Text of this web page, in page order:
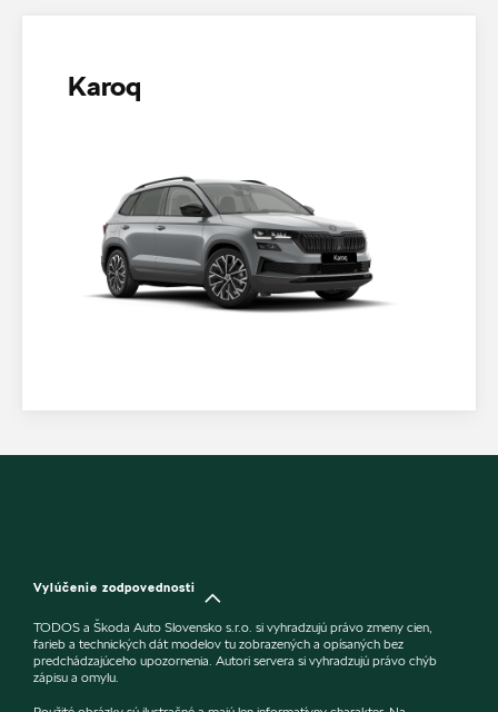
Karoq
Vylúčenie zodpovednosti
TODOS a Škoda Auto Slovensko s.r.o. si vyhradzujú právo zmeny cien,
farieb a technických dát modelov tu zobrazených a opísaných bez
predchádzajúceho upozornenia. Autori servera si vyhradzujú právo chýb
zápisu a omylu.